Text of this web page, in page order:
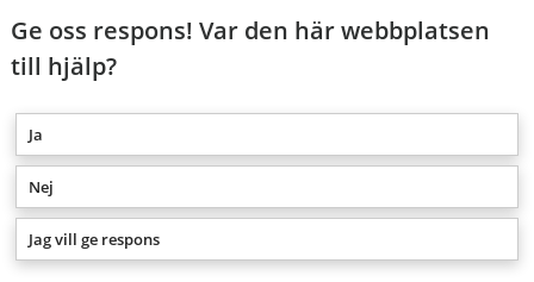
Ge oss respons! Var den här webbplatsen
till hjälp?
Ja
Nej
Jag vill ge respons